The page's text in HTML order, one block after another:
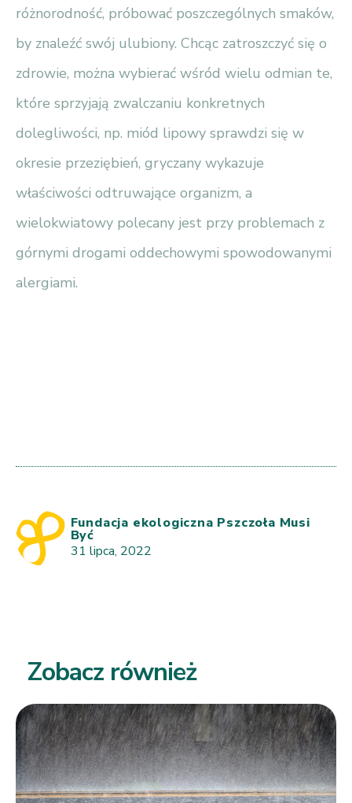
różnorodność, próbować poszczególnych smaków,
by znaleźć swój ulubiony. Chcąc zatroszczyć się o
zdrowie, można wybierać wśród wielu odmian te,
które sprzyjają zwalczaniu konkretnych
dolegliwości, np. miód lipowy sprawdzi się w
okresie przeziębień, gryczany wykazuje
właściwości odtruwające organizm, a
wielokwiatowy polecany jest przy problemach z
górnymi drogami oddechowymi spowodowanymi
alergiami.
Fundacja ekologiczna Pszczoła Musi
Być
31 lipca, 2022
Zobacz również